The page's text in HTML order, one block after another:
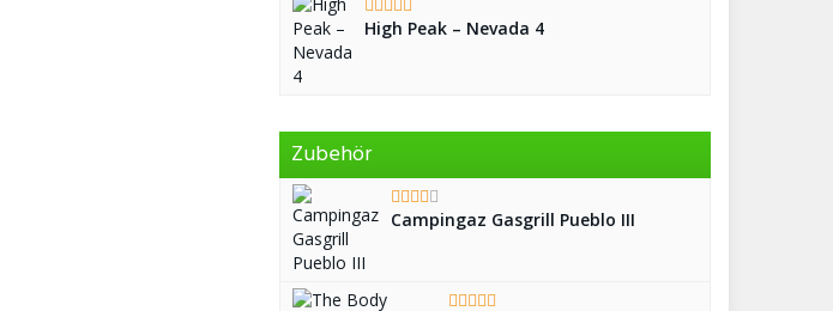
High Peak – Nevada 4
Zubehör
Campingaz Gasgrill Pueblo III